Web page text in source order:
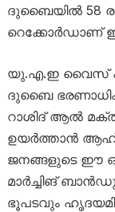
ദുബൈയില്‍ 58
റെക്കോര്‍ഡാണ്
യു.എ.ഇ വൈസ്
ദുബൈ
റാശിദ് ആല്‍
ഉയര്‍ത്താന്‍
ജനങ്ങളുടെ ഈ
മാര്‍ച്ചിങ്
ഭൂപടവും